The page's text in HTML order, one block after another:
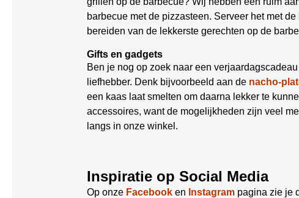
barbecue met de pizzasteen. Serveer het met
bereiden van de lekkerste gerechten op de
Gifts en gadgets
Ben je nog op zoek naar een
liefhebber. Denk bijvoorbeeld aan de nacho-
een kaas laat smelten om daarna lekker te
accessoires, want de mogelijkheden zijn veel
langs in onze winkel.
Inspiratie op Social Media
Op onze Facebook en Instagram pagina zie je